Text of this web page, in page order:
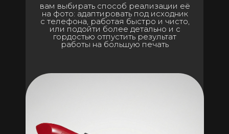
вам выбирать способ реализации её
на фото: адаптировать под исходник
с телефона, работая быстро и чисто,
или подойти более детально и с
гордостью отпустить результат
работы на большую печать